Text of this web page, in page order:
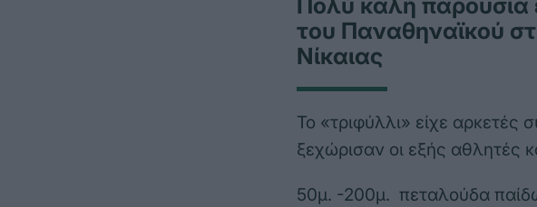
Πολύ καλή παρουσία
του Παναθηναϊκού
Νίκαιας
Το «τριφύλλι» είχε
ξεχώρισαν οι εξής αθλητές
50μ. -200μ. πεταλούδα